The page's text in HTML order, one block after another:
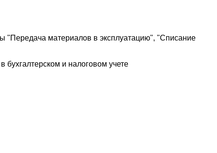
"Передача материалов в эксплуатацию", "Списание
и налоговом учете